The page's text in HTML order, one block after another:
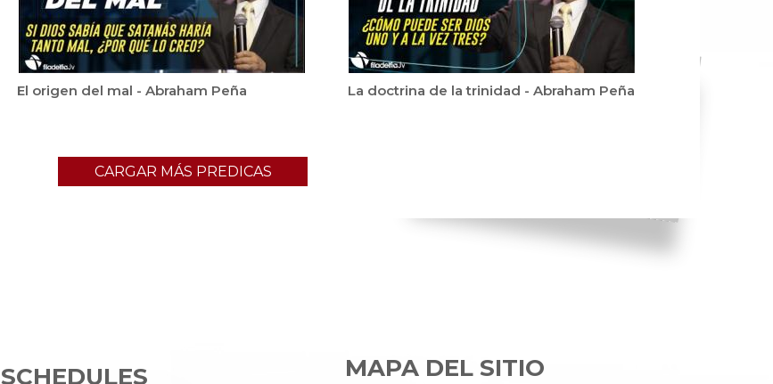
El origen del mal - Abraham Peña La doctrina de la trinidad - Abraham Peña
CARGAR MÁS PREDICAS
SCHEDULES MAPA DEL SITIO